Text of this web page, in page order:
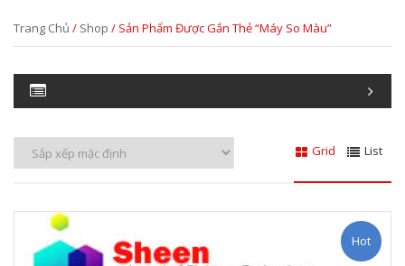
Trang Chủ / Shop / Sản Phẩm Được Gắn Thẻ “máy So Màu”
Grid List
Hot